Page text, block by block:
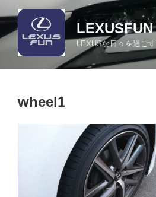
ン
テ
LEXUSFUN
LEXUSな日々を過ごす
wheel1